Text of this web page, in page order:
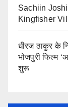
Sachiin
Kingfisher
धीरज ठाकुर के
भोजपुरी फिल्म
शुरू